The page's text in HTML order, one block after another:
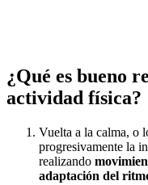
¿Qué es bueno
actividad física?
Vuelta a la calma, o
progresivamente la
realizando
adaptación del